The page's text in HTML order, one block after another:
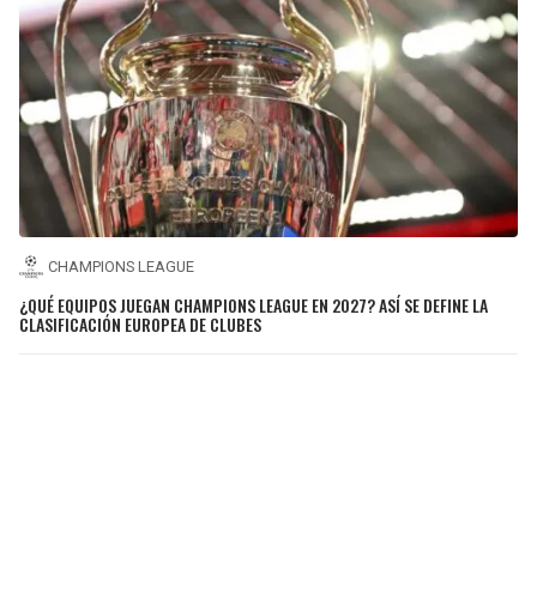
CHAMPIONS LEAGUE
¿QUÉ EQUIPOS JUEGAN CHAMPIONS LEAGUE EN 2027? ASÍ SE DEFINE LA
CLASIFICACIÓN EUROPEA DE CLUBES